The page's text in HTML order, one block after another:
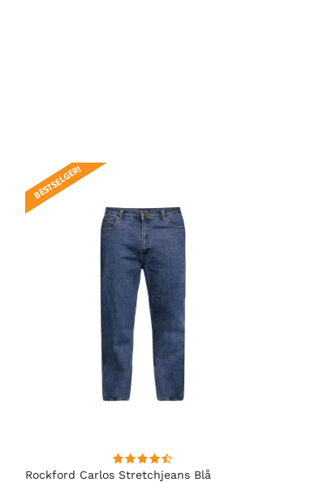
Rockford Carlos Stretchjeans Blå
BESTSELGER!